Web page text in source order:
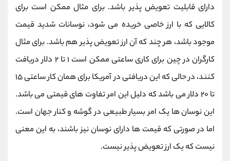
دارای قابلیت تعویض پذیر باشد. برای مثال ممکن است برای
کالایی که با ارز خاصی خریده می شود، نوسانات شدید قیمت
موجود باشد، هر چند که آن ارز تعویض پذیر هم باشد. برای مثال
کارگران در چین برای کاری ساعتی ممکن است ۱ تا ۲ دلار دریافت
کنند، در حالی که این دریافتی در آمریکا برای همان کار ساعتی ۱۵
تا ۲۰ دلار می باشد که دلیل این امر تفاوت های قیمتی می باشد.
این نوسان ها یک امر بسیار طبیعی در گوشه و کنار جهان است.
اما در صورتی که قیمت ها دارای نوسان نیز باشند، به این معنی
نیست که یک ارز تعویض پذیر نیست.